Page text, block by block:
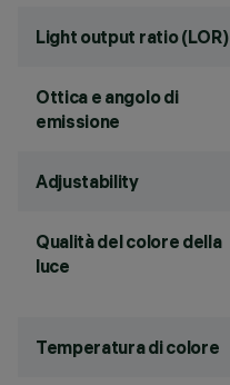
Light output ratio (LOR)
Ottica e angolo di
emissione
Adjustability
Qualità del colore della
luce
Temperatura di colore